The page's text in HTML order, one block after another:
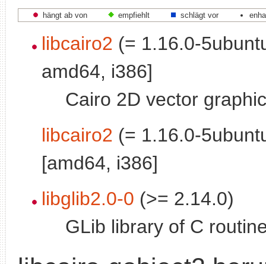
hängt ab von empfiehlt schlägt vor
libcairo2 (= 1.16.0-
amd64, i386]
Cairo 2D vector
libcairo2 (= 1.16.0-
[amd64, i386]
libglib2.0-0 (>= 2.14.0)
GLib library of C